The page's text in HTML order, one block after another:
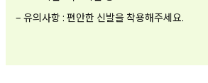
– 유의사항 : 편안한 신발을 착용해주세요.